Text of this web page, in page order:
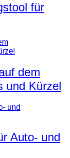
für
dem
und Kürzel
Auto- und